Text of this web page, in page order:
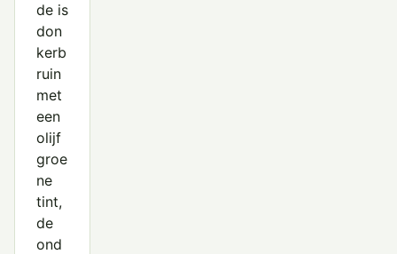
de is
don
kerb
ruin
met
een
olijf
groe
ne
tint,
de
ond